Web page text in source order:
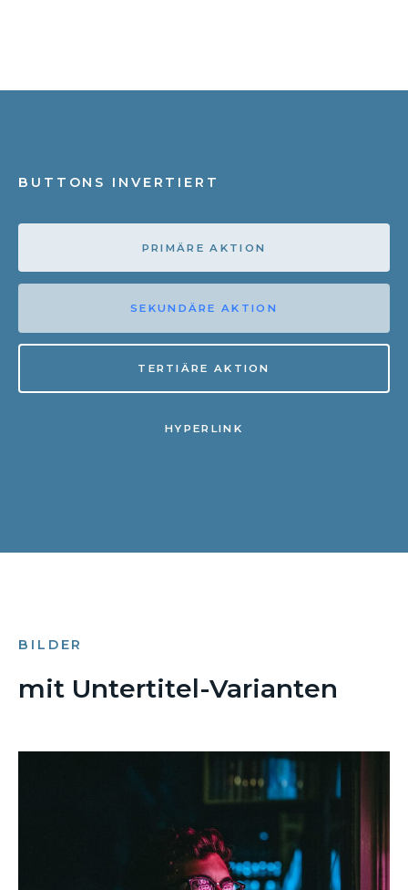
BUTTONS INVERTIERT
PRIMÄRE AKTION
SEKUNDÄRE AKTION
TERTIÄRE AKTION
HYPERLINK
BILDER
mit Untertitel-Varianten